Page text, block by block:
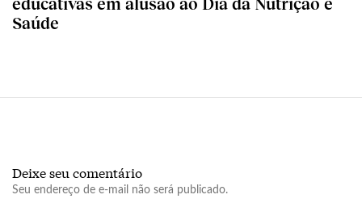
Saúde
Deixe seu comentário
Seu endereço de e-mail não será publicado.